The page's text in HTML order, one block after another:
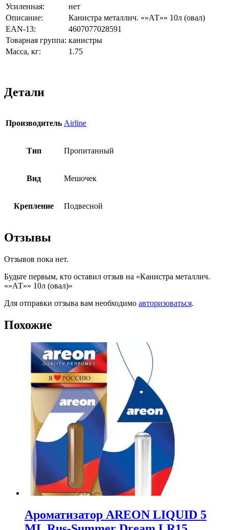
Усиленная:
нет
Описание:
Канистра металлич. «»АТ»» 10л (овал)
EAN-13:
4607077028591
Товарная группа: канистры
Масса, кг:
1.75
Детали
Производитель Airline
Тип Пропитанный
Вид Мешочек
Крепление Подвесной
Отзывы
Отзывов пока нет.
Будьте первым, кто оставил отзыв на «Канистра металлич.
«»АТ»» 10л (овал)»
Для отправки отзыва вам необходимо авторизоваться.
Похожие
Ароматизатор AREON LIQUID 5